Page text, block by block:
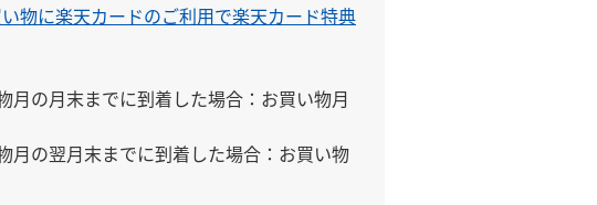
物に楽天カードのご利用で楽天カード特典
月の月末までに到着した場合：お買い物月
月の翌月末までに到着した場合：お買い物